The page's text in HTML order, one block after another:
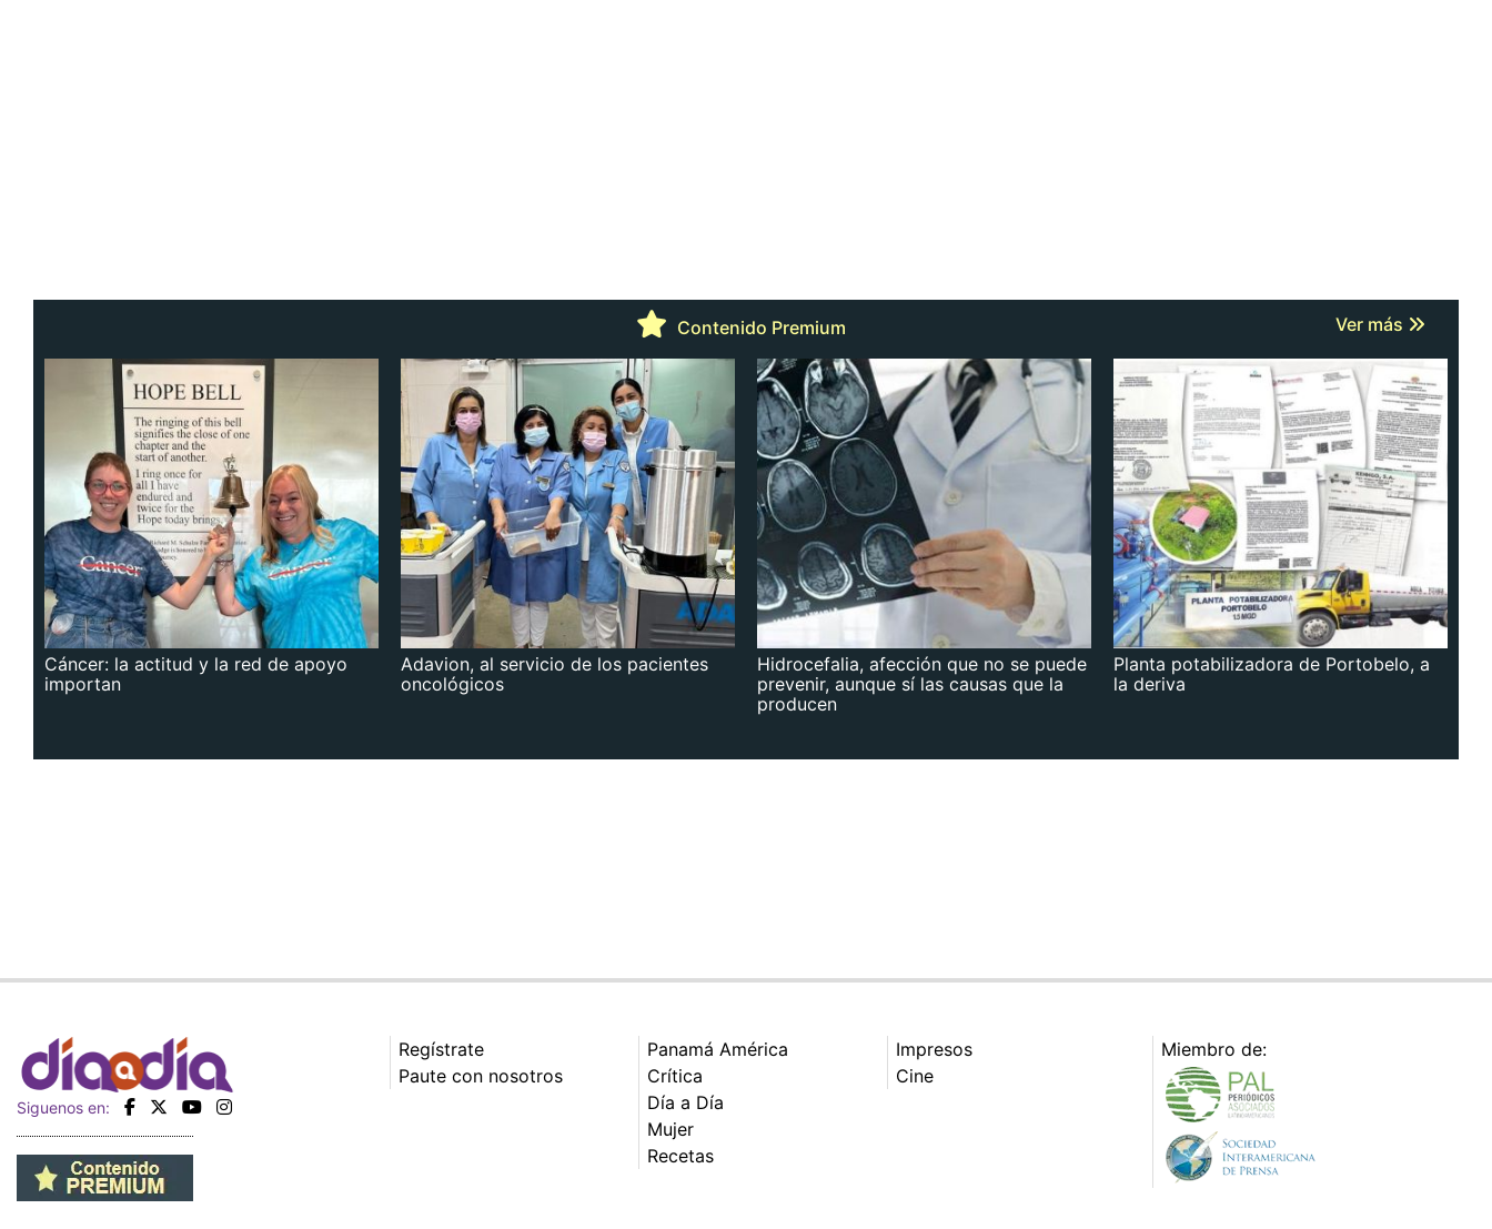
Contenido Premium Ver más
Cáncer: la actitud y la red de apoyo
importan
Adavion, al servicio de los pacientes
oncológicos
Hidrocefalia, afección que no se puede
prevenir, aunque sí las causas que la
producen
Planta potabilizadora de Portobelo, a
la deriva
Siguenos en:
Regístrate
Paute con nosotros
Panamá América
Crítica
Día a Día
Mujer
Recetas
Impresos
Cine
Miembro de: